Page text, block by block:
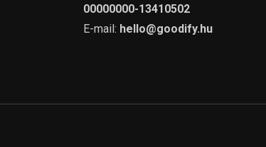
00000000-13410502
E-mail: hello@goodify.hu